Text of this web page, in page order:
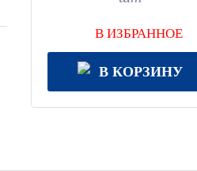
В ИЗБРАННОЕ
В КОРЗИНУ